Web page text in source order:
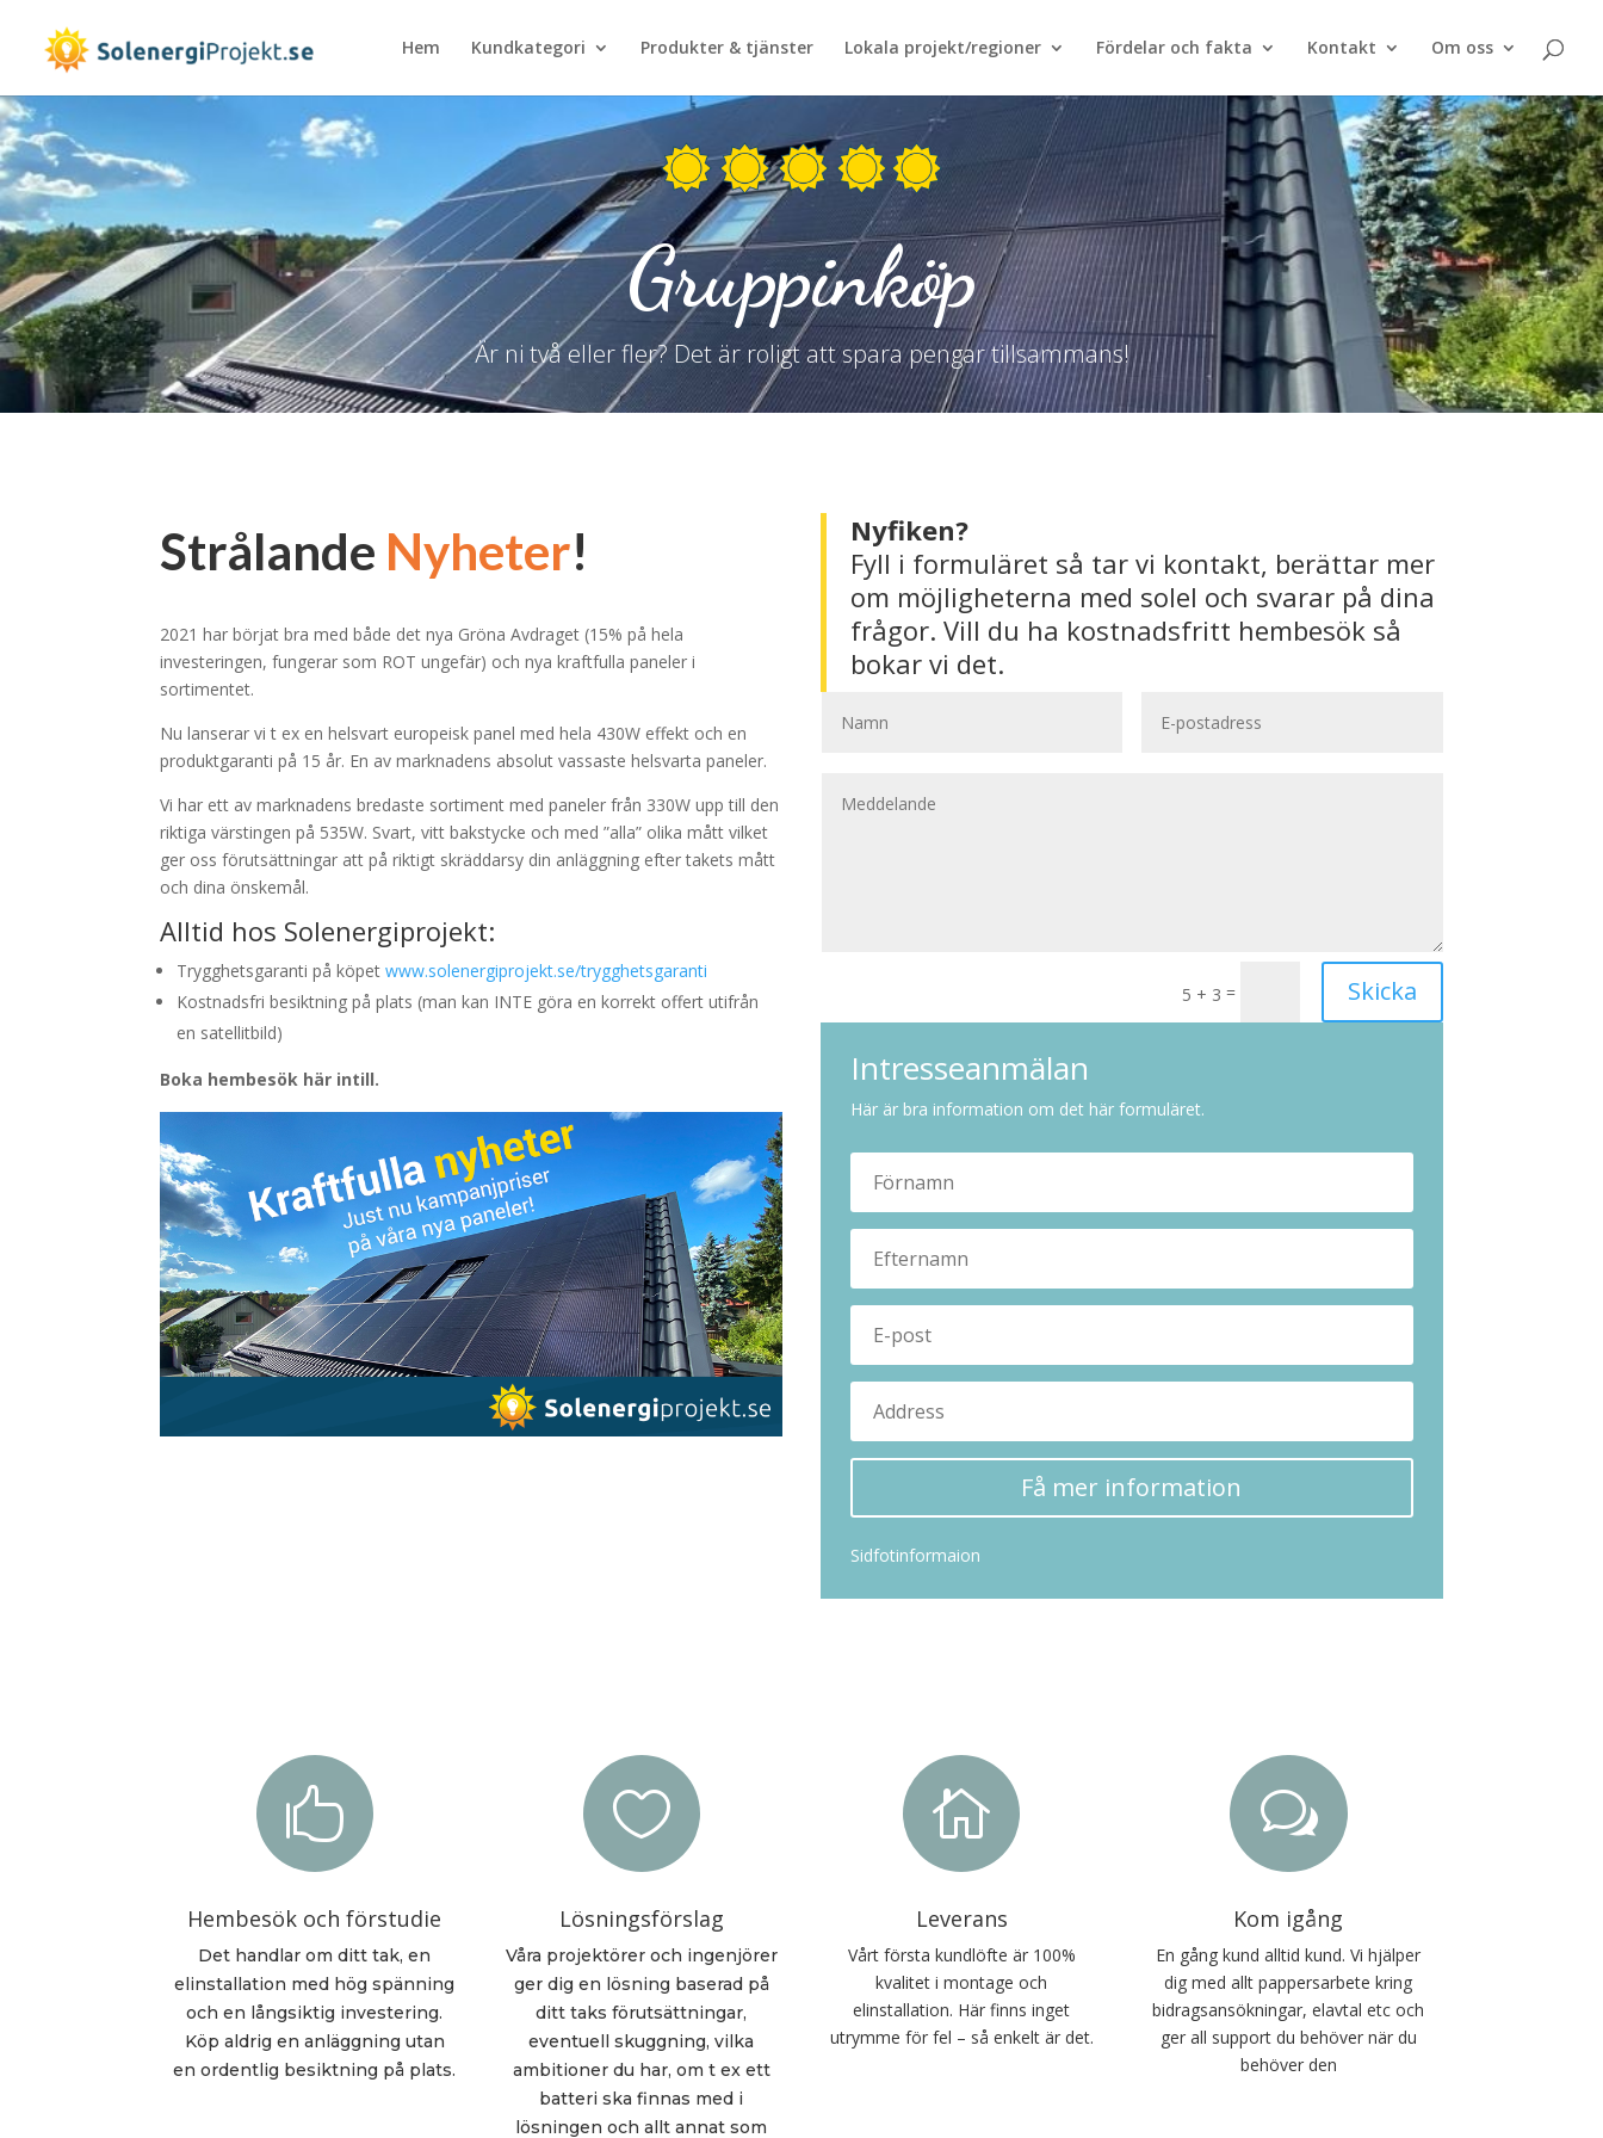
Hem Kundkategori Produkter & tjänster Lokala projekt/regioner Fördelar och fakta Kontakt Om oss
Gruppinköp
Är ni två eller fler? Det är roligt att spara pengar tillsammans!
Strålande Nyheter!
2021 har börjat bra med både det nya Gröna Avdraget (15% på hela
investeringen, fungerar som ROT ungefär) och nya kraftfulla paneler i
sortimentet.
Nu lanserar vi t ex en helsvart europeisk panel med hela 430W effekt och en
produktgaranti på 15 år. En av marknadens absolut vassaste helsvarta paneler.
Vi har ett av marknadens bredaste sortiment med paneler från 330W upp till den
riktiga värstingen på 535W. Svart, vitt bakstycke och med ”alla” olika mått vilket
ger oss förutsättningar att på riktigt skräddarsy din anläggning efter takets mått
och dina önskemål.
Alltid hos Solenergiprojekt:
Trygghetsgaranti på köpetwww.solenergiprojekt.se/trygghetsgaranti
Kostnadsfri besiktning på plats (man kan INTE göra en korrekt offert utifrån
en satellitbild)
Boka hembesök här intill.
Nyfiken?
Fyll i formuläret så tar vi kontakt, berättar mer
om möjligheterna med solel och svarar på dina
frågor. Vill du ha kostnadsfritt hembesök så
bokar vi det.
5 + 3 = Skicka
Intresseanmälan
Här är bra information om det här formuläret.
Få mer information
Sidfotinformaion

Hembesök och förstudie
Det handlar om ditt tak, en
elinstallation med hög spänning
och en långsiktig investering.
Köp aldrig en anläggning utan
en ordentlig besiktning på plats.

Lösningsförslag
Våra projektörer och ingenjörer
ger dig en lösning baserad på
ditt taks förutsättningar,
eventuell skuggning, vilka
ambitioner du har, om t ex ett
batteri ska finnas med i
lösningen och allt annat som

Leverans
Vårt första kundlöfte är 100%
kvalitet i montage och
elinstallation. Här finns inget
utrymme för fel – så enkelt är det.
w
Kom igång
En gång kund alltid kund. Vi hjälper
dig med allt pappersarbete kring
bidragsansökningar, elavtal etc och
ger all support du behöver när du
behöver den